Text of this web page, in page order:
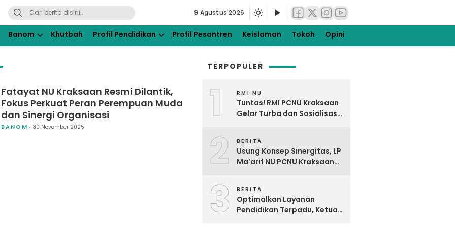
Ulama Kraksaan
9 Agustus 2026
Banom Khutbah Profil Pendidikan Profil Pesantren Keislaman Tokoh Opini
Fatayat NU Kraksaan Resmi Dilantik,
Fokus Perkuat Peran Perempuan Muda
dan Sinergi Organisasi
BANOM 30 November 2025
TERPOPULER
1 RMI NU
Tuntas! RMI PCNU Kraksaan
Gelar Turba dan Sosialisasi
2 BERITA
Usung Konsep Sinergitas, LP
Ma’arif NU PCNU Kraksaan
3 BERITA
Optimalkan Layanan
Pendidikan Terpadu, Ketua